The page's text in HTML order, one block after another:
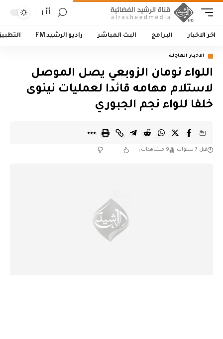
أأ
اخر الاخبار البرامج البث المباشر راديو الرشيد FM
الاخبار العاجلة
اللواء نومان الزوبعي يصل الموصل
لاستلام مهامه قائدا لعمليات نينوى
خلفا للواء نجم الجبوري
قبل 7 سنوات 9 مشاهدات